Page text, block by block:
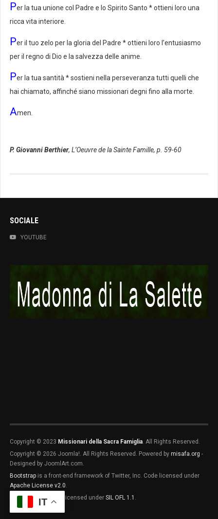
IT
Per la tua unione col Padre e lo Spirito Santo * ottieni loro una
ricca vita interiore.
Per il tuo zelo per la gloria del Padre * ottieni loro l’entusiasmo
per il regno di Dio e la salvezza delle anime.
Per la tua santità * sostieni nella perseveranza tutti quelli che
hai chiamato, affinché siano missionari degni fino alla morte.
Amen.
P. Giovanni Berthier, L’Oeuvre de la Sainte Famille, p. 59-60
SOCIALE
YOUTUBE
MG2
Copyright © 2023 Missionari della Sacra Famiglia. All Rights Reserved.
Copyright © 2026 Joomla!. All Rights Reserved. Powered by misafa.org -
Designed by JoomlArt.com.
Bootstrap is a front-end framework of Twitter, Inc. Code licensed under
Apache License v2.0.
Font Awesome
font licensed under SIL OFL 1.1 .